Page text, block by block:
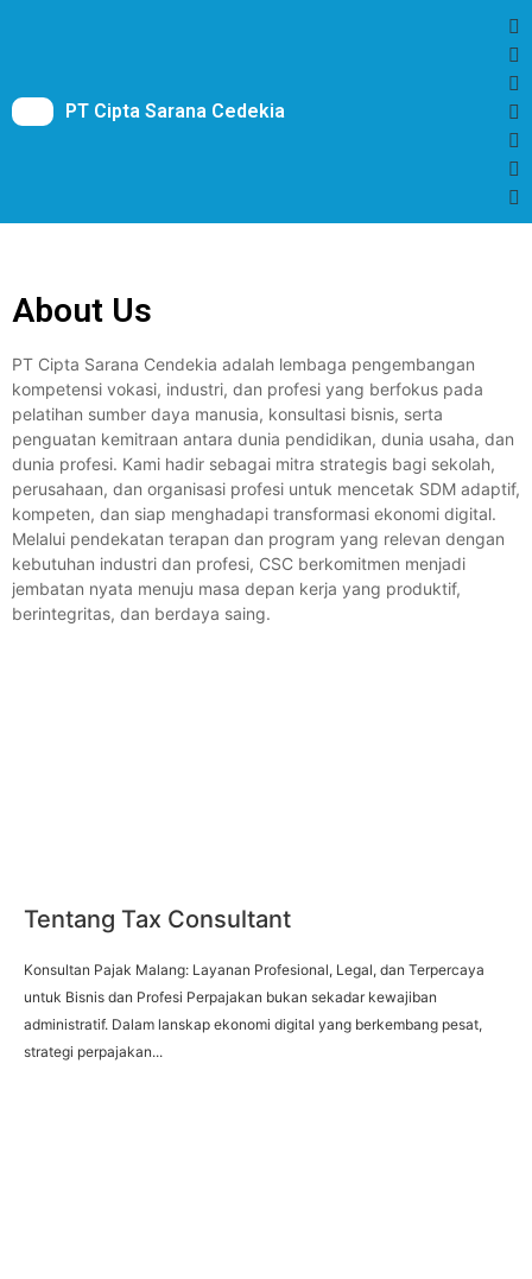
PT Cipta Sarana Cedekia
About Us
PT Cipta Sarana Cendekia adalah lembaga pengembangan
kompetensi vokasi, industri, dan profesi yang berfokus pada
pelatihan sumber daya manusia, konsultasi bisnis, serta
penguatan kemitraan antara dunia pendidikan, dunia usaha, dan
dunia profesi. Kami hadir sebagai mitra strategis bagi sekolah,
perusahaan, dan organisasi profesi untuk mencetak SDM adaptif,
kompeten, dan siap menghadapi transformasi ekonomi digital.
Melalui pendekatan terapan dan program yang relevan dengan
kebutuhan industri dan profesi, CSC berkomitmen menjadi
jembatan nyata menuju masa depan kerja yang produktif,
berintegritas, dan berdaya saing.
Tentang Tax Consultant
Konsultan Pajak Malang: Layanan Profesional, Legal, dan Terpercaya
untuk Bisnis dan Profesi Perpajakan bukan sekadar kewajiban
administratif. Dalam lanskap ekonomi digital yang berkembang pesat,
strategi perpajakan...